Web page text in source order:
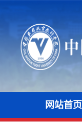
网站首页